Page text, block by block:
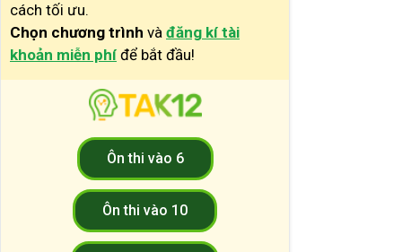
cách tối ưu.
Chọn chương trình và đăng kí tài
khoản miễn phí để bắt đầu!
Ôn thi vào 6
Ôn thi vào 10